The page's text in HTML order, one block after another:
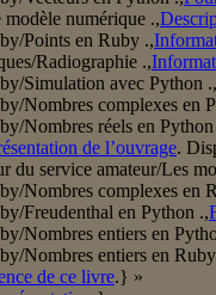
numérique .,
Points en Ruby .,
Radiographie .,
Simulation avec Python .,
Nombres complexes en
Nombres réels en Python
de l’ouvrage.
du service amateur/Les
Nombres complexes en
Freudenthal en Python .,
Nombres entiers en
Nombres entiers en
de ce livre.} »